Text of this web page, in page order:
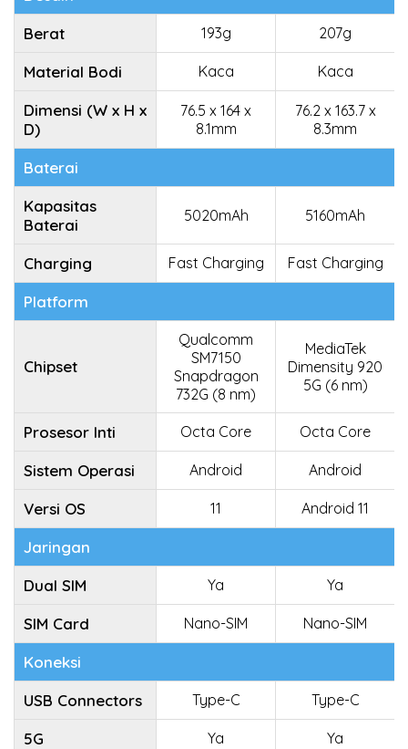
Berat
193g 207g
Material Bodi Kaca Kaca
Dimensi (W x H x
D)
76.5 x 164 x
8.1mm
76.2 x 163.7 x
8.3mm
Baterai
Kapasitas
Baterai
5020mAh 5160mAh
Charging Fast Charging Fast Charging
Platform
Chipset
Qualcomm
SM7150
Snapdragon
732G (8 nm)
MediaTek
Dimensity 920
5G (6 nm)
Prosesor Inti Octa Core Octa Core
Sistem Operasi Android Android
Versi OS 11 Android 11
Jaringan
Dual SIM
Ya Ya
SIM Card Nano-SIM Nano-SIM
Koneksi
USB Connectors
Type-C Type-C
5G Ya Ya